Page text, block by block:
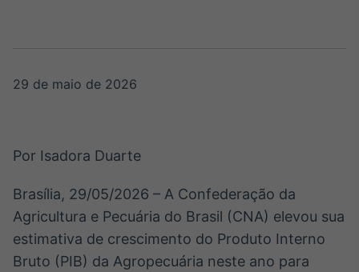
no Brasil
Broadcast
White Label
29 de maio de 2026
Por Isadora Duarte
Brasília, 29/05/2026 – A Confederação da
Agricultura e Pecuária do Brasil (CNA) elevou sua
estimativa de crescimento do Produto Interno
Bruto (PIB) da Agropecuária neste ano para